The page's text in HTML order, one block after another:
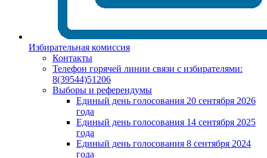
Избирательная комиссия
Контакты
Телефон горячей линии связи с избирателями:
8(39544)51206
Выборы и референдумы
Единый день голосования 20 сентября 2026
года
Единый день голосования 14 сентября 2025
года
Единый день голосования 8 сентября 2024
года